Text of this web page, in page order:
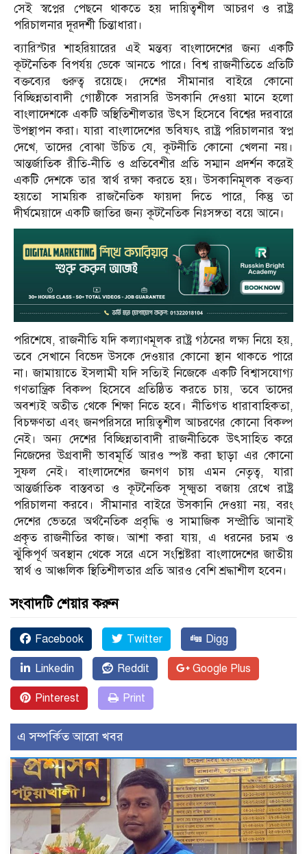
সেই স্বপ্নের পেছনে থাকতে হয় দায়িত্বশীল আচরণ ও রাষ্ট্র
পরিচালনার দূরদর্শী চিন্তাধারা।
ব্যারিস্টার শাহরিয়ারের এই মন্তব্য বাংলাদেশের জন্য একটি
কূটনৈতিক বিপর্যয় ডেকে আনতে পারে। বিশ্ব রাজনীতিতে প্রতিটি
বক্তব্যের গুরুত্ব রয়েছে। দেশের সীমানার বাইরে কোনো
বিচ্ছিন্নতাবাদী গোষ্ঠীকে সরাসরি উসকানি দেওয়া মানে হলো
বাংলাদেশকে একটি অস্থিতিশীলতার উৎস হিসেবে বিশ্বের দরবারে
উপস্থাপন করা। যারা বাংলাদেশের ভবিষ্যৎ রাষ্ট্র পরিচালনার স্বপ্ন
দেখে, তাদের বোঝা উচিত যে, কূটনীতি কোনো খেলনা নয়।
আন্তর্জাতিক রীতি-নীতি ও প্রতিবেশীর প্রতি সম্মান প্রদর্শন করেই
একটি দেশকে তার স্বার্থ রক্ষা করতে হয়। উসকানিমূলক বক্তব্য
হয়তো সাময়িক রাজনৈতিক ফায়দা দিতে পারে, কিন্তু তা
দীর্ঘমেয়াদে একটি জাতির জন্য কূটনৈতিক নিঃসঙ্গতা বয়ে আনে।
পরিশেষে, রাজনীতি যদি কল্যাণমূলক রাষ্ট্র গঠনের লক্ষ্য নিয়ে হয়,
তবে সেখানে বিভেদ উসকে দেওয়ার কোনো স্থান থাকতে পারে
না। জামায়াতে ইসলামী যদি সত্যিই নিজেকে একটি বিশ্বাসযোগ্য
গণতান্ত্রিক বিকল্প হিসেবে প্রতিষ্ঠিত করতে চায়, তবে তাদের
অবশ্যই অতীত থেকে শিক্ষা নিতে হবে। নীতিগত ধারাবাহিকতা,
বিচক্ষণতা এবং জনপরিসরে দায়িত্বশীল আচরণের কোনো বিকল্প
নেই। অন্য দেশের বিচ্ছিন্নতাবাদী রাজনীতিকে উৎসাহিত করে
নিজেদের উগ্রবাদী ভাবমূর্তি আরও স্পষ্ট করা ছাড়া এর কোনো
সুফল নেই। বাংলাদেশের জনগণ চায় এমন নেতৃত্ব, যারা
আন্তর্জাতিক বাস্তবতা ও কূটনৈতিক সূক্ষ্মতা বজায় রেখে রাষ্ট্র
পরিচালনা করবে। সীমানার বাইরে উসকানি দেওয়া নয়, বরং
দেশের ভেতরে অর্থনৈতিক প্রবৃদ্ধি ও সামাজিক সম্প্রীতি আনাই
প্রকৃত রাজনীতির কাজ। আশা করা যায়, এ ধরনের চরম ও
ঝুঁকিপূর্ণ অবস্থান থেকে সরে এসে সংশ্লিষ্টরা বাংলাদেশের জাতীয়
স্বার্থ ও আঞ্চলিক স্থিতিশীলতার প্রতি আরও বেশি শ্রদ্ধাশীল হবেন।
সংবাদটি শেয়ার করুন
Facebook Twitter Digg
Linkedin Reddit Google Plus
Pinterest Print
এ সম্পর্কিত আরো খবর